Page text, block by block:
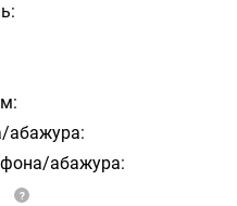
абажура:
абажура: